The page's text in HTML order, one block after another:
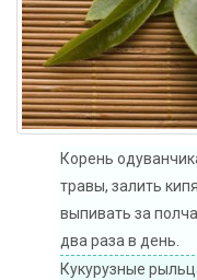
Корень
травы, залить
выпивать за
два раза в день.
Кукурузные